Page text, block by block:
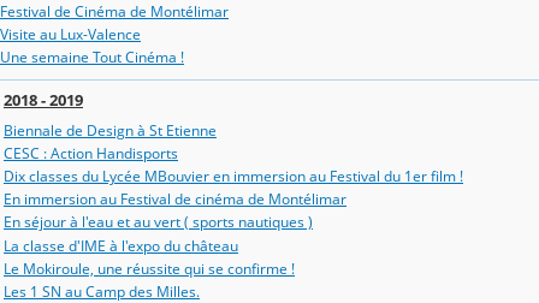
Festival de Cinéma de Montélimar
Visite au Lux-Valence
Une semaine Tout Cinéma !
2018 - 2019
Biennale de Design à St Etienne
CESC : Action Handisports
Dix classes du Lycée MBouvier en immersion au Festival du 1er film !
En immersion au Festival de cinéma de Montélimar
En séjour à l'eau et au vert ( sports nautiques )
La classe d'IME à l'expo du château
Le Mokiroule, une réussite qui se confirme !
Les 1 SN au Camp des Milles.